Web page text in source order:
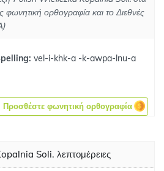
φωνητική ορθογραφία και το Διεθνές
vel-i-khk-a -k-awpa-lnu-a
Προσθέστε φωνητική ορθογραφία
Soli. λεπτομέρειες